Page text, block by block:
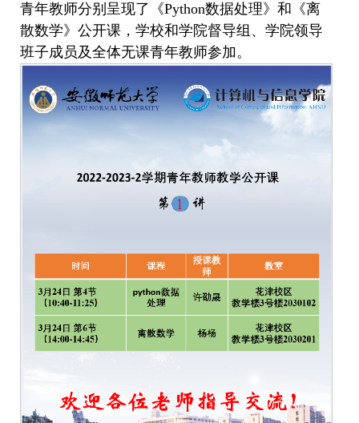
青年教师分别呈现了《Python数据处理》和《离
散数学》公开课，学校和学院督导组、学院领导
班子成员及全体无课青年教师参加。